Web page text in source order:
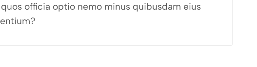
officia optio nemo minus quibusdam eius